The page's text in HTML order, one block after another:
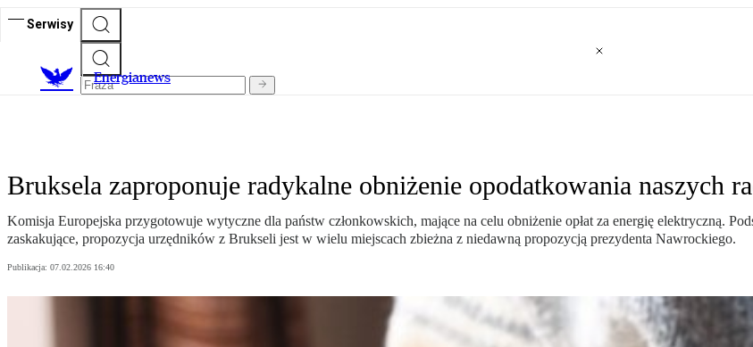
Serwisy
Energianews
Bruksela zaproponuje radykalne obniżenie opodatkowania naszych
Komisja Europejska przygotowuje wytyczne dla państw członkowskich, mające na celu obniżenie opłat za energię elektryczną.
zaskakujące, propozycja urzędników z Brukseli jest w wielu miejscach zbieżna z niedawną propozycją prezydenta Nawrockiego.
Publikacja: 07.02.2026 16:40